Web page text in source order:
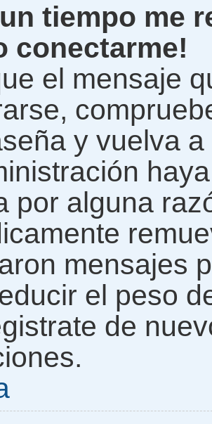
tiempo me
conectarme!
el mensaje
y vuelva
por alguna
mensajes
el peso
de